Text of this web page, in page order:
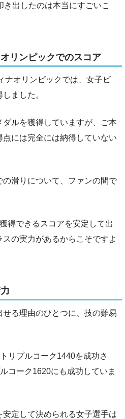
出したのは本当にすごいこ
リンピックでのスコア
ナオリンピックでは、女子ビ
ました。
ルを獲得していますが、ご本
点には完全には納得していない
滑りについて、ファンの間で
得できるスコアを安定して出
の実力があるからこそですよ
る理由のひとつに、技の難易
リプルコーク1440を成功さ
コーク1620にも成功していま
安定して決められる女子選手は